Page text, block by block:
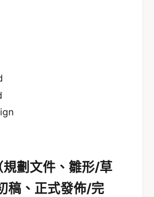
規劃文件、雛形/草
稿、正式發佈/完